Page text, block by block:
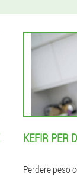
KEFIR PER
Perdere peso